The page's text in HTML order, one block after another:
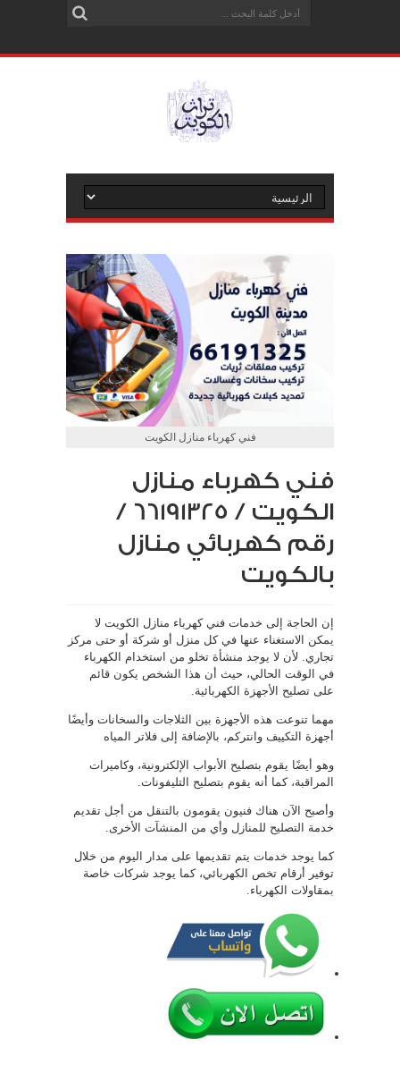
فني كهرباء منازل الكويت
فني كهرباء منازل
الكويت / 66191325 /
رقم كهربائي منازل
بالكويت
إن الحاجة إلى خدمات فني كهرباء منازل الكويت لا
يمكن الاستغناء عنها في كل منزل أو شركة أو حتى مركز
تجاري. لأن لا يوجد منشأة تخلو من استخدام الكهرباء
في الوقت الحالي، حيث أن هذا الشخص يكون قائم
على تصليح الأجهزة الكهربائية.
مهما تنوعت هذه الأجهزة بين الثلاجات والسخانات وأيضًا
أجهزة التكييف وانتركم، بالإضافة إلى فلاتر المياه
وهو أيضًا يقوم بتصليح الأبواب الإلكترونية، وكاميرات
المراقبة، كما أنه يقوم بتصليح التليفونات.
وأصبح الآن هناك فنيون يقومون بالتنقل من أجل تقديم
خدمة التصليح للمنازل وأي من المنشآت الأخرى.
كما يوجد خدمات يتم تقديمها على مدار اليوم من خلال
توفير أرقام تخص الكهربائي، كما يوجد شركات خاصة
بمقاولات الكهرباء.